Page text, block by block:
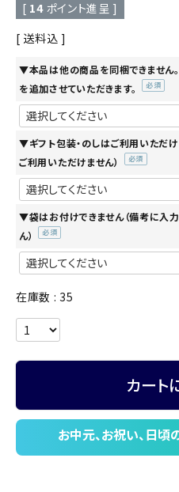
[ 14 ポイント進呈 ]
送料込
▼本品は他の商品を同梱できません
を追加させていただきます。
▼ギフト包装・のしはご利用いただ
ご利用いただけません）
▼袋はお付けできません（備考に入
ん）
須)
在庫数
35
カート